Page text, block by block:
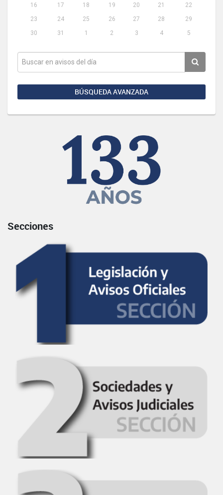
16
17 18 19 20 21
22
23
24 25 26 27 28
29
30
31 1 2 3 4 5
BÚSQUEDA AVANZADA
Secciones